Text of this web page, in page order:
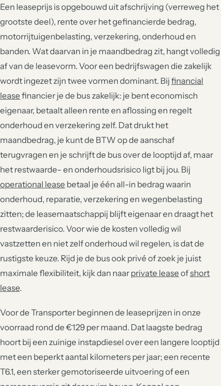
Een leaseprijs is opgebouwd uit afschrijving (verreweg het
grootste deel), rente over het gefinancierde bedrag,
motorrijtuigenbelasting, verzekering, onderhoud en
banden. Wat daarvan in je maandbedrag zit, hangt volledig
af van de leasevorm. Voor een bedrijfswagen die zakelijk
wordt ingezet zijn twee vormen dominant. Bij financial
lease financier je de bus zakelijk: je bent economisch
eigenaar, betaalt alleen rente en aflossing en regelt
onderhoud en verzekering zelf. Dat drukt het
maandbedrag, je kunt de BTW op de aanschaf
terugvragen en je schrijft de bus over de looptijd af, maar
het restwaarde- en onderhoudsrisico ligt bij jou. Bij
operational lease betaal je één all-in bedrag waarin
onderhoud, reparatie, verzekering en wegenbelasting
zitten; de leasemaatschappij blijft eigenaar en draagt het
restwaarderisico. Voor wie de kosten volledig wil
vastzetten en niet zelf onderhoud wil regelen, is dat de
rustigste keuze. Rijd je de bus ook privé of zoek je juist
maximale flexibiliteit, kijk dan naar private lease ofshort
lease.
Voor de Transporter beginnen de leaseprijzen in onze
voorraad rond de €129 per maand. Dat laagste bedrag
hoort bij een zuinige instapdiesel over een langere looptijd
met een beperkt aantal kilometers per jaar; een recente
T6.1, een sterker gemotoriseerde uitvoering of een